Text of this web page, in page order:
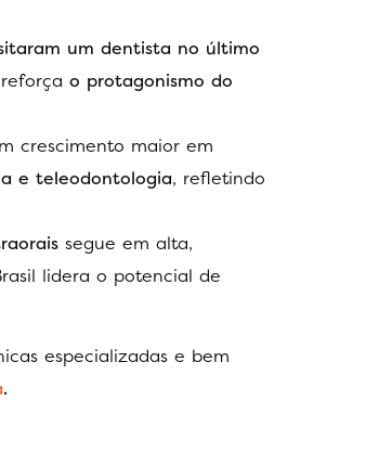
um dentista no último
o protagonismo do
crescimento maior em
e teleodontologia, refletindo
segue em alta,
lidera o potencial de
especializadas e bem
.